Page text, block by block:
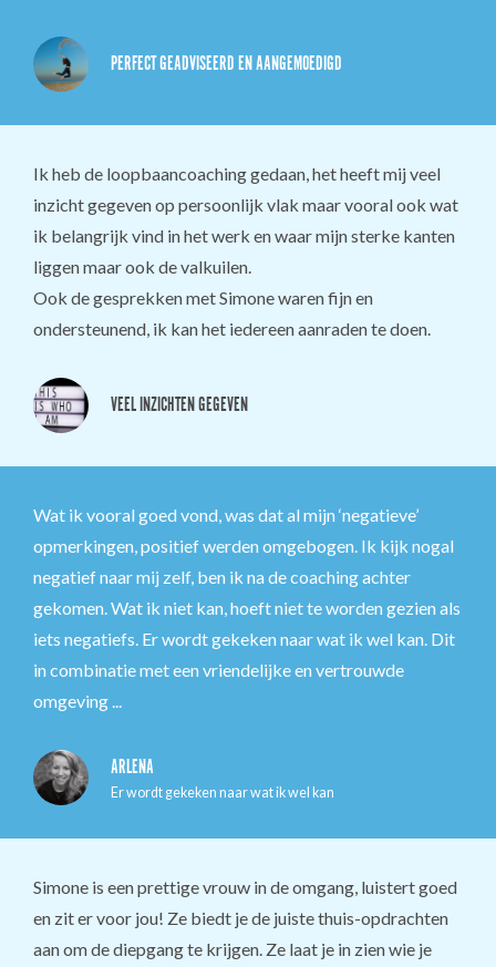
PERFECT GEADVISEERD EN AANGEMOEDIGD
Ik heb de loopbaancoaching gedaan, het heeft mij veel
inzicht gegeven op persoonlijk vlak maar vooral ook wat
ik belangrijk vind in het werk en waar mijn sterke kanten
liggen maar ook de valkuilen.
Ook de gesprekken met Simone waren fijn en
ondersteunend, ik kan het iedereen aanraden te doen.
VEEL INZICHTEN GEGEVEN
Wat ik vooral goed vond, was dat al mijn ‘negatieve’
opmerkingen, positief werden omgebogen. Ik kijk nogal
negatief naar mij zelf, ben ik na de coaching achter
gekomen. Wat ik niet kan, hoeft niet te worden gezien als
iets negatiefs. Er wordt gekeken naar wat ik wel kan. Dit
in combinatie met een vriendelijke en vertrouwde
omgeving ...
ARLENA
Er wordt gekeken naar wat ik wel kan
Simone is een prettige vrouw in de omgang, luistert goed
en zit er voor jou! Ze biedt je de juiste thuis-opdrachten
aan om de diepgang te krijgen. Ze laat je in zien wie je